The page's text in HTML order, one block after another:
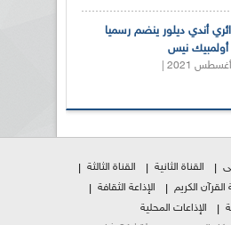
أندي ديلور ينضم رسميا
أولمبيك نيس
القناة الثانية
القناة الثالثة
القرآن الكريم
الإذاعة الثقافة
الإذاعات المحلية